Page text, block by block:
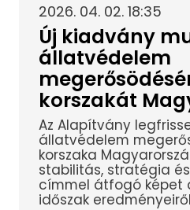
2026. 04. 02. 18:35
Új kiadvány
állatvédelem
korszakát
Az Alapítvány
állatvédelem
korszaka
stabilitás, stratégia
címmel átfogó képet
időszak